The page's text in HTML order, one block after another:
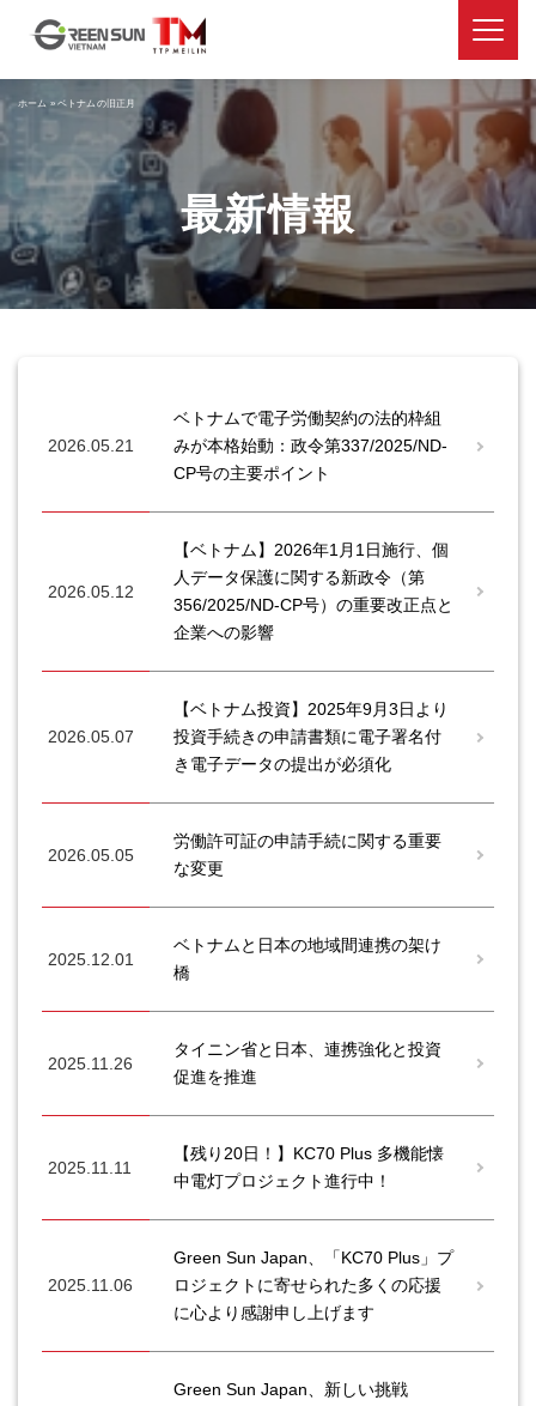
最新情報
ホーム »ベトナムの旧正月
2026.05.21
ベトナムで電子労働契約の法的枠組
みが本格始動：政令第337/2025/ND-
CP号の主要ポイント
2026.05.12
【ベトナム】2026年1月1日施行、個
人データ保護に関する新政令（第
356/2025/ND-CP号）の重要改正点と
企業への影響
2026.05.07
【ベトナム投資】2025年9月3日より
投資手続きの申請書類に電子署名付
き電子データの提出が必須化
2026.05.05
労働許可証の申請手続に関する重要
な変更
2025.12.01
ベトナムと日本の地域間連携の架け
橋
2025.11.26
タイニン省と日本、連携強化と投資
促進を推進
2025.11.11
【残り20日！】KC70 Plus 多機能懐
中電灯プロジェクト進行中！
2025.11.06
Green Sun Japan、「KC70 Plus」プ
ロジェクトに寄せられた多くの応援
に心より感謝申し上げます
Green Sun Japan、新しい挑戦